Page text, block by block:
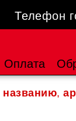
Телефон
Оплата
названию,